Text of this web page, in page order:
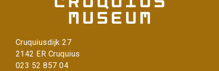
Cruquiusdijk 27
2142 ER Cruquius
023 52 857 04